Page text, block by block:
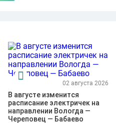
02 августа 2026
В августе изменится
расписание электричек на
направлении Вологда —
Череповец — Бабаево